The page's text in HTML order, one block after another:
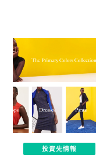
投資先情報